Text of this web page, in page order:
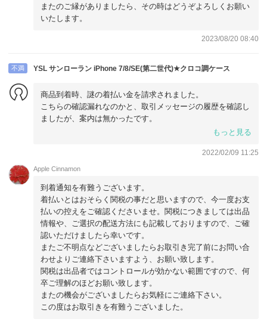
またのご縁がありましたら、その時はどうぞよろしくお願い
いたします。
2023/08/20 08:40
不満 YSL サンローラン iPhone 7/8/SE(第二世代)★クロコ調ケース
商品到着時、謎の着払い金を請求されました。
こちらの確認漏れなのかと、取引メッセージの履歴を確認し
ましたが、案内は無かったです。
もっと見る
2022/02/09 11:25
Apple Cinnamon
到着通知を有難うございます。
着払いとはおそらく関税の事だと思いますので、今一度お支
払いの控えをご確認くださいませ。関税につきましては出品
情報や、ご選択の配送方法にも記載しておりますので、ご確
認いただけましたら幸いです。
またご不明点などございましたらお取引き完了前にお問い合
わせよりご連絡下さいますよう、お願い致します。
関税は出品者ではコントロールが効かない範囲ですので、何
卒ご理解のほどお願い致します。
またの機会がございましたらお気軽にご連絡下さい。
この度はお取引きを有難うございました。